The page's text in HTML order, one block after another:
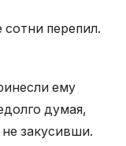
перепил.
ему
думая,
закусивши.